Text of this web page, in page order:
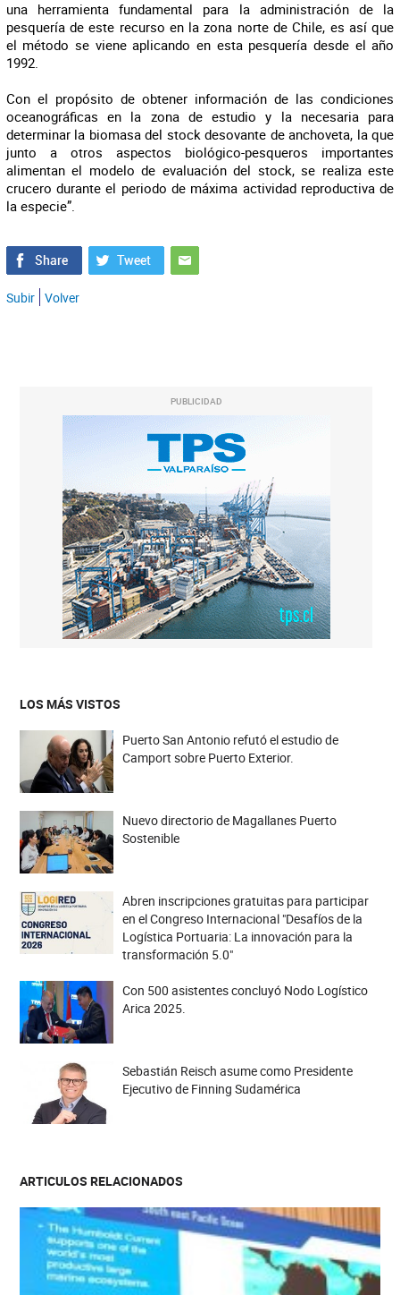
una herramienta fundamental para la administración de la
pesquería de este recurso en la zona norte de Chile, es así que
el método se viene aplicando en esta pesquería desde el año
1992.
Con el propósito de obtener información de las condiciones
oceanográficas en la zona de estudio y la necesaria para
determinar la biomasa del stock desovante de anchoveta, la que
junto a otros aspectos biológico-pesqueros importantes
alimentan el modelo de evaluación del stock, se realiza este
crucero durante el periodo de máxima actividad reproductiva de
la especie”.
Subir Volver
PUBLICIDAD
LOS MÁS VISTOS
Puerto San Antonio refutó el estudio de
Camport sobre Puerto Exterior.
Nuevo directorio de Magallanes Puerto
Sostenible
Abren inscripciones gratuitas para participar
en el Congreso Internacional "Desafíos de la
Logística Portuaria: La innovación para la
transformación 5.0"
Con 500 asistentes concluyó Nodo Logístico
Arica 2025.
Sebastián Reisch asume como Presidente
Ejecutivo de Finning Sudamérica
ARTICULOS RELACIONADOS